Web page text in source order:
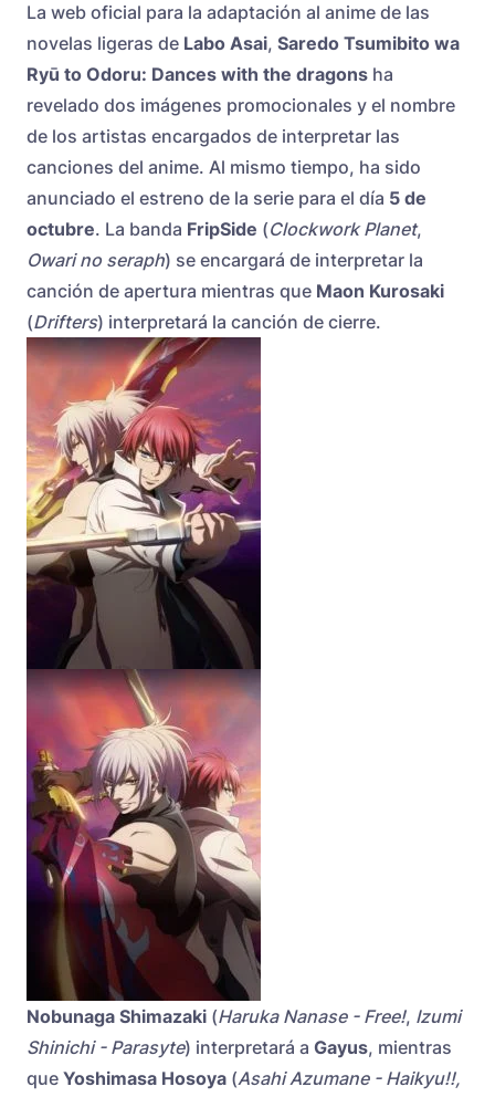
La web oficial para la adaptación al anime de las
novelas ligeras de Labo Asai, Saredo Tsumibito wa
Ryū to Odoru: Dances with the dragons ha
revelado dos imágenes promocionales y el nombre
de los artistas encargados de interpretar las
canciones del anime. Al mismo tiempo, ha sido
anunciado el estreno de la serie para el día 5 de
octubre. La banda FripSide (Clockwork Planet,
Owari no seraph) se encargará de interpretar la
canción de apertura mientras que Maon Kurosaki
(Drifters) interpretará la canción de cierre.
Nobunaga Shimazaki (Haruka Nanase - Free!, Izumi
Shinichi - Parasyte) interpretará a Gayus, mientras
que Yoshimasa Hosoya (Asahi Azumane - Haikyu!!,